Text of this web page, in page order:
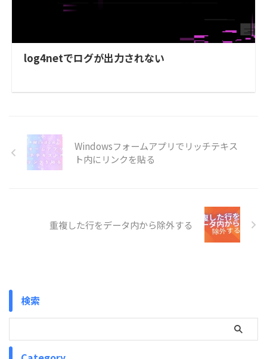
log4netでログが出力されない
Windowsフォームアプリでリッチテキス
ト内にリンクを貼る
重複した行をデータ内から除外する
検索